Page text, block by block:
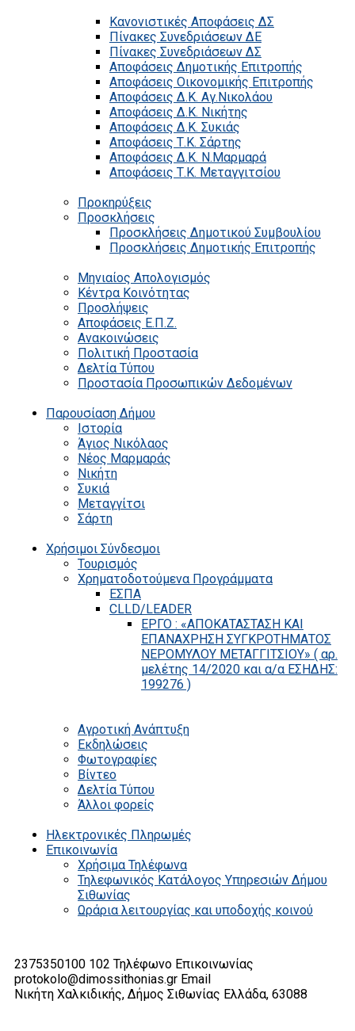
Κανονιστικές Αποφάσεις ΔΣ
Πίνακες Συνεδριάσεων ΔΕ
Πίνακες Συνεδριάσεων ΔΣ
Αποφάσεις Δημοτικής Επιτροπής
Αποφάσεις Οικονομικής Επιτροπής
Αποφάσεις Δ.Κ. Αγ.Νικολάου
Αποφάσεις Δ.Κ. Νικήτης
Αποφάσεις Δ.Κ. Συκιάς
Αποφάσεις Τ.Κ. Σάρτης
Αποφάσεις Δ.Κ. Ν.Μαρμαρά
Αποφάσεις Τ.Κ. Μεταγγιτσίου
Προκηρύξεις
Προσκλήσεις
Προσκλήσεις Δημοτικού Συμβουλίου
Προσκλήσεις Δημοτικής Επιτροπής
Μηνιαίος Απολογισμός
Κέντρα Κοινότητας
Προσλήψεις
Αποφάσεις Ε.Π.Ζ.
Ανακοινώσεις
Πολιτική Προστασία
Δελτία Τύπου
Προστασία Προσωπικών Δεδομένων
Παρουσίαση Δήμου
Ιστορία
Άγιος Νικόλαος
Νέος Μαρμαράς
Νικήτη
Συκιά
Μεταγγίτσι
Σάρτη
Χρήσιμοι Σύνδεσμοι
Τουρισμός
Χρηματοδοτούμενα Προγράμματα
ΕΣΠΑ
CLLD/LEADER
ΕΡΓΟ : «ΑΠΟΚΑΤΑΣΤΑΣΗ ΚΑΙ
ΕΠΑΝΑΧΡΗΣΗ ΣΥΓΚΡΟΤΗΜΑΤΟΣ
ΝΕΡΟΜΥΛΟΥ ΜΕΤΑΓΓΙΤΣΙΟΥ» ( αρ.
μελέτης 14/2020 και α/α ΕΣΗΔΗΣ:
199276 )
Αγροτική Ανάπτυξη
Εκδηλώσεις
Φωτογραφίες
Βίντεο
Δελτία Τύπου
Άλλοι φορείς
Ηλεκτρονικές Πληρωμές
Επικοινωνία
Χρήσιμα Τηλέφωνα
Τηλεφωνικός Κατάλογος Υπηρεσιών Δήμου
Σιθωνίας
Ωράρια λειτουργίας και υποδοχής κοινού
2375350100 102 Τηλέφωνο Επικοινωνίας
protokolo@dimossithonias.gr Email
Νικήτη Χαλκιδικής, Δήμος Σιθωνίας Ελλάδα, 63088